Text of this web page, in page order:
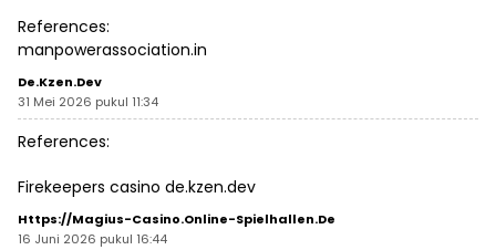
References:
manpowerassociation.in
De.kzen.dev
31 Mei 2026 pukul 11:34
References:
Firekeepers casino de.kzen.dev
Https://magius-Casino.online-Spielhallen.de
16 Juni 2026 pukul 16:44